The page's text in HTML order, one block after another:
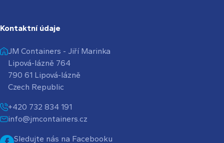
Kontaktní údaje
JM Containers - Jiří Marinka
Lipová-lázně 764
790 61 Lipová-lázně
Czech Republic
+420 732 834 191
info@jmcontainers.cz
Sledujte nás na Facebooku